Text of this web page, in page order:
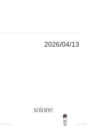
2026/04/13